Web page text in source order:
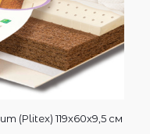
119х60х9,5 см